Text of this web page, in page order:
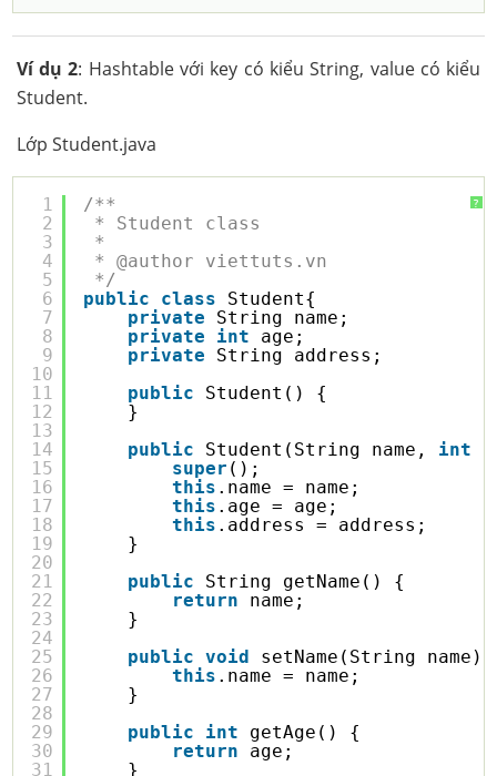
Ví dụ 2: Hashtable với key có kiểu String, value có kiểu
Student.
Lớp Student.java
?
1
2
3
4
5
6
7
8
9
10
11
12
13
14
15
16
17
18
19
20
21
22
23
24
25
26
27
28
29
30
31
/**
* Student class
*
* @author viettuts.vn
*/
public
class
Student{
private
String name;
private
int
age;
private
String address;
public
Student() {
}
public
Student(String name, int
super ();
this .name = name;
this .age = age;
this .address = address;
}
public
String getName() {
return
name;
}
public
void
setName(String name)
this .name = name;
}
public
int
getAge() {
return
age;
}